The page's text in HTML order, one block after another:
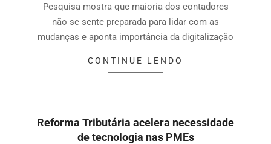
Pesquisa mostra que maioria dos contadores
não se sente preparada para lidar com as
mudanças e aponta importância da digitalização
CONTINUE LENDO
Reforma Tributária acelera necessidade
de tecnologia nas PMEs